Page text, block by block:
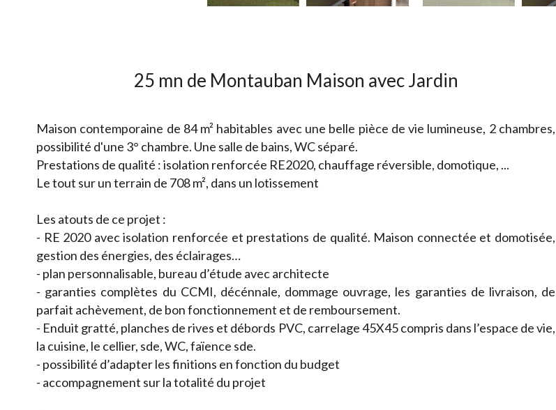
25 mn de Montauban Maison avec Jardin
Maison contemporaine de 84 m² habitables avec une belle pièce de vie lumineuse, 2 chambres,
possibilité d'une 3° chambre. Une salle de bains, WC séparé.
Prestations de qualité : isolation renforcée RE2020, chauffage réversible, domotique, ...
Le tout sur un terrain de 708 m², dans un lotissement
Les atouts de ce projet :
- RE 2020 avec isolation renforcée et prestations de qualité. Maison connectée et domotisée,
gestion des énergies, des éclairages…
- plan personnalisable, bureau d’étude avec architecte
- garanties complètes du CCMI, décénnale, dommage ouvrage, les garanties de livraison, de
parfait achèvement, de bon fonctionnement et de remboursement.
- Enduit gratté, planches de rives et débords PVC, carrelage 45X45 compris dans l’espace de vie,
la cuisine, le cellier, sde, WC, faïence sde.
- possibilité d’adapter les finitions en fonction du budget
- accompagnement sur la totalité du projet